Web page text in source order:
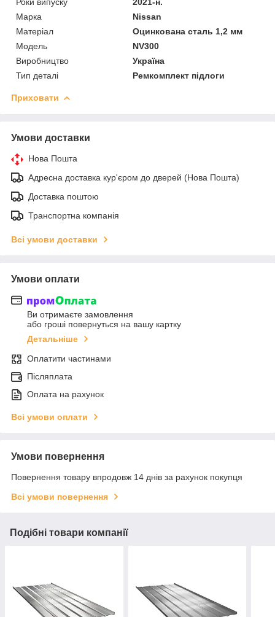
Марка
Nissan
Матеріал
Оцинкована сталь 1,2 мм
Мoдель
NV300
Виробництво
Україна
Тип деталі
Ремкомплект підлоги
Приховати
Умови доставки
Нова Пошта
Адресна доставка кур'єром до дверей (Нова Пошта)
Доставка поштою
Транспортна компанія
Всі умови доставки
Умови оплати
Ви отримаєте замовлення
або гроші повернуться на вашу картку
Детальніше
Оплатити частинами
Післяплата
Оплата на рахунок
Всі умови оплати
Умови повернення
Повернення товару впродовж 14 днів за рахунок покупця
Всі умови повернення
Подібні товари компанії